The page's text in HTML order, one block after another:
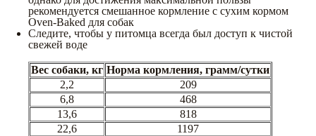
рекомендуется смешанное кормление с сухим кормом
Oven-Baked для собак
Следите, чтобы у питомца всегда был доступ к чистой
свежей воде
Вес собаки, кг Норма кормления, грамм/сутки
2,2
209
6,8
468
13,6
818
22,6
1197